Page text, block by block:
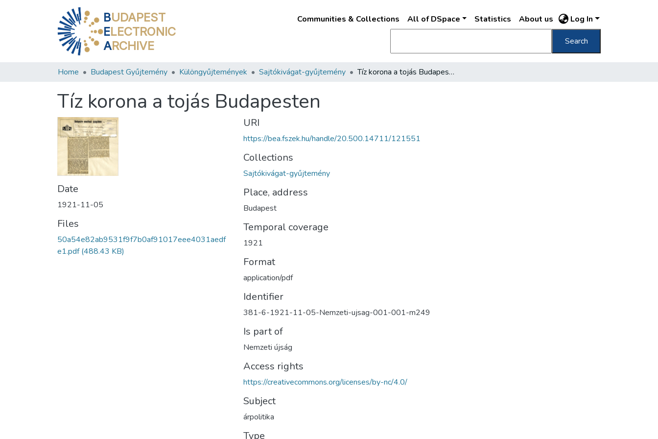
BUDAPEST
ELECTRONIC
ARCHIVE
Communities & Collections All of DSpace Statistics About us Log In
Search
Home Budapest Gyűjtemény Különgyűjtemények Sajtókivágat-gyűjtemény Tíz korona a tojás Budapesten
Tíz korona a tojás Budapesten
Date
1921-11-05
Files
50a54e82ab9531f9f7b0af91017eee4031aedf
e1.pdf(488.43 KB)
URI
https://bea.fszek.hu/handle/20.500.14711/121551
Collections
Sajtókivágat-gyűjtemény
Place, address
Budapest
Temporal coverage
1921
Format
application/pdf
Identifier
381-6-1921-11-05-Nemzeti-ujsag-001-001-m249
Is part of
Nemzeti újság
Access rights
https://creativecommons.org/licenses/by-nc/4.0/
Subject
árpolitika
Type